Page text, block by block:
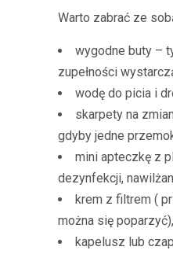
Warto zabrać ze
wygodne buty –
zupełności
wodę do picia i
skarpety na
gdyby jedne
mini apteczkę z
dezynfekcji,
krem z filtrem (
można się poparzyć),
kapelusz lub